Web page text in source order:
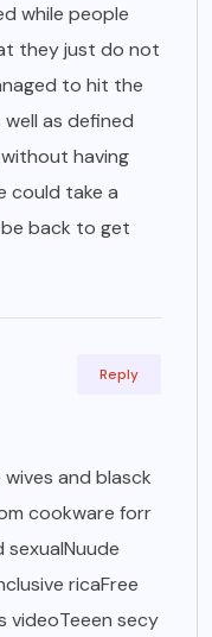
while people
they just do not
to hit the
as defined
having
could take a
back to get
and blasck
cookware forr
ricaFree
videoTeeen secy
Reply